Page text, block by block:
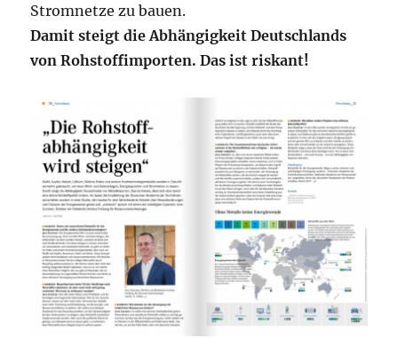
Stromnetze zu bauen.
Damit steigt die Abhängigkeit Deutschlands
von Rohstoffimporten. Das ist riskant!